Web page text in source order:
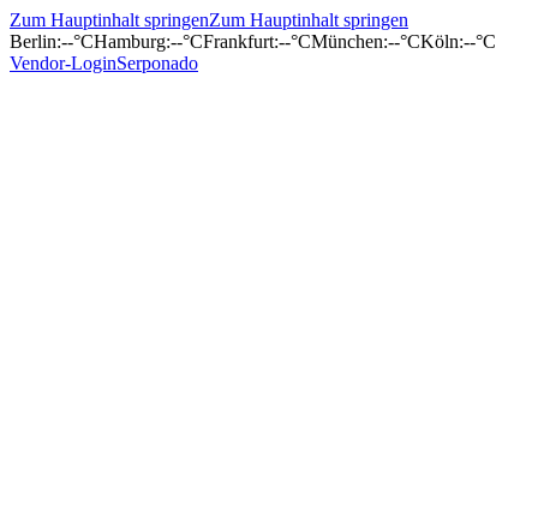
Zum Hauptinhalt springenZum Hauptinhalt springen
Berlin:--°CHamburg:--°CFrankfurt:--°CMünchen:--°CKöln:--°C
Vendor-LoginSerponado